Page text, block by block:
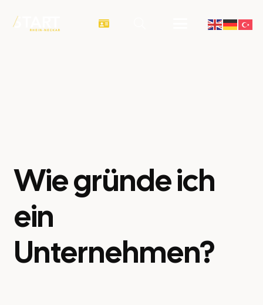
Wie gründe ich
ein
Unternehmen?